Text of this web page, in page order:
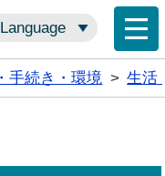
Language
手続き・環境 > 生活